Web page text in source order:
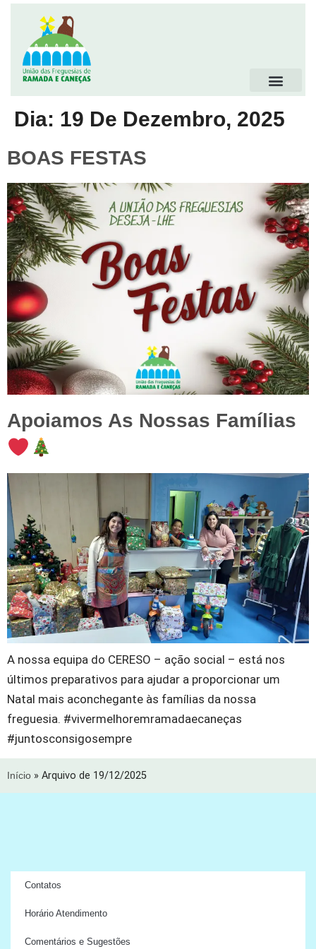
Dia: 19 De Dezembro, 2025
BOAS FESTAS
Apoiamos As Nossas Famílias
A nossa equipa do CERESO – ação social – está nos
últimos preparativos para ajudar a proporcionar um
Natal mais aconchegante às famílias da nossa
freguesia. #vivermelhoremramadaecaneças
#juntosconsigosempre
Início » Arquivo de 19/12/2025
Contatos
Horário Atendimento
Comentários e Sugestões